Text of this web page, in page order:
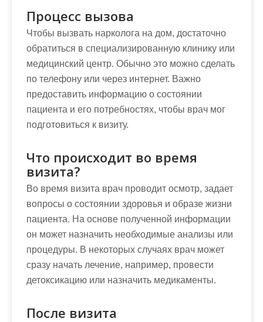
Процесс вызова
Чтобы вызвать нарколога на дом, достаточно
обратиться в специализированную клинику или
медицинский центр. Обычно это можно сделать
по телефону или через интернет. Важно
предоставить информацию о состоянии
пациента и его потребностях, чтобы врач мог
подготовиться к визиту.
Что происходит во время
визита?
Во время визита врач проводит осмотр, задает
вопросы о состоянии здоровья и образе жизни
пациента. На основе полученной информации
он может назначить необходимые анализы или
процедуры. В некоторых случаях врач может
сразу начать лечение, например, провести
детоксикацию или назначить медикаменты.
После визита